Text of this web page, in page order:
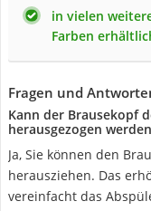
in vielen
Farben
Fragen und
Kann der Brausekopf
herausgezogen
Ja, Sie können den
herausziehen. Das
vereinfacht das